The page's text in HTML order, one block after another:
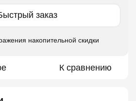
заказ
накопительной скидки
К сравнению